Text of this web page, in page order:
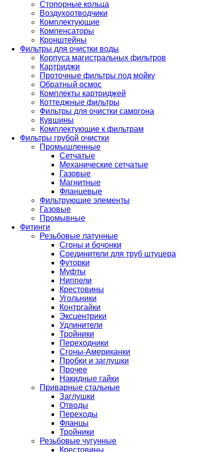
Стопорные кольца
Воздухоотводчики
Комплектующие
Компенсаторы
Кронштейны
Фильтры для очистки воды
Корпуса магистральных фильтров
Картриджи
Проточные фильтры под мойку
Обратный осмос
Комплекты картриджей
Коттеджные фильтры
Фильтры для очистки самогона
Кувшины
Комплектующие к фильтрам
Фильтры грубой очистки
Промышленные
Сетчатые
Механические сетчатые
Газовые
Магнитные
Фланцевые
Фильтрующие элементы
Газовые
Промывные
Фитинги
Резьбовые латунные
Сгоны и бочонки
Соединители для труб штуцера
Футорки
Муфты
Ниппели
Крестовины
Угольники
Контргайки
Эксцентрики
Удлинители
Тройники
Переходники
Сгоны-Американки
Пробки и заглушки
Прочее
Накидные гайки
Приварные стальные
Заглушки
Отводы
Переходы
Фланцы
Тройники
Резьбовые чугунные
Крестовины